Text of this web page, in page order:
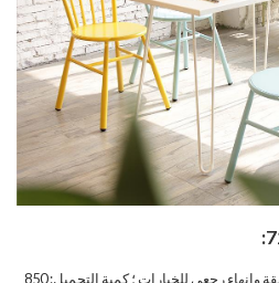
مسحوق الطلاء ، لمسة نهائية عتيقة وإنهاء رجعي للخيارات ؛ كمية التحميل: 850